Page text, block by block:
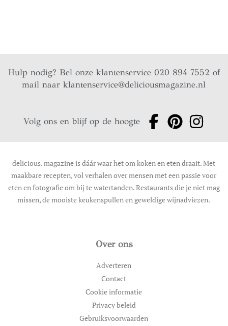
Hulp nodig? Bel onze klantenservice 020 894 7552 of
mail naarklantenservice@deliciousmagazine.nl
Volg ons en blijf op de hoogte
delicious. magazine is dáár waar het om koken en eten draait. Met
maakbare recepten, vol verhalen over mensen met een passie voor
eten en fotografie om bij te watertanden. Restaurants die je niet mag
missen, de mooiste keukenspullen en geweldige wijnadviezen.
Over ons
Adverteren
Contact
Cookie informatie
Privacy beleid
Gebruiksvoorwaarden